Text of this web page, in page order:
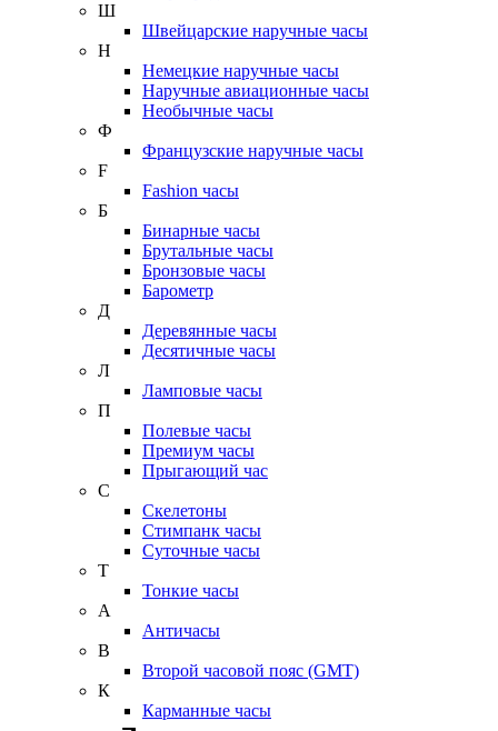
Ш
Швейцарские наручные часы
Н
Немецкие наручные часы
Наручные авиационные часы
Необычные часы
Ф
Французские наручные часы
F
Fashion часы
Б
Бинарные часы
Брутальные часы
Бронзовые часы
Барометр
Д
Деревянные часы
Десятичные часы
Л
Ламповые часы
П
Полевые часы
Премиум часы
Прыгающий час
С
Скелетоны
Стимпанк часы
Суточные часы
Т
Тонкие часы
А
Античасы
В
Второй часовой пояс (GMT)
К
Карманные часы